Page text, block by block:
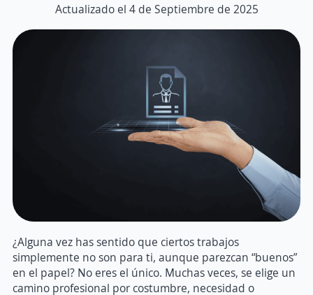
Actualizado el 4 de Septiembre de 2025
¿Alguna vez has sentido que ciertos trabajos
simplemente no son para ti, aunque parezcan “buenos”
en el papel? No eres el único. Muchas veces, se elige un
camino profesional por costumbre, necesidad o